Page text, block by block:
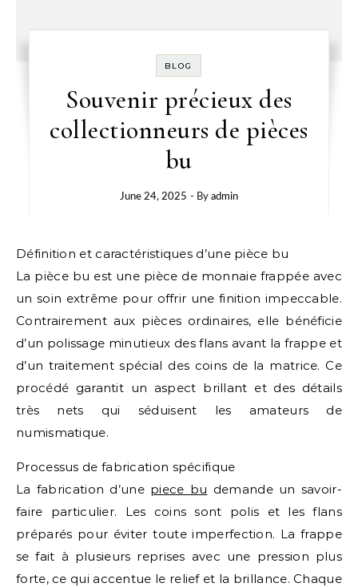
BLOG
Souvenir précieux des
collectionneurs de pièces
bu
June 24, 2025 - By admin
Définition et caractéristiques d’une pièce bu
La pièce bu est une pièce de monnaie frappée avec
un soin extrême pour offrir une finition impeccable.
Contrairement aux pièces ordinaires, elle bénéficie
d’un polissage minutieux des flans avant la frappe et
d’un traitement spécial des coins de la matrice. Ce
procédé garantit un aspect brillant et des détails
très nets qui séduisent les amateurs de
numismatique.
Processus de fabrication spécifique
La fabrication d’une piece bu demande un savoir-
faire particulier. Les coins sont polis et les flans
préparés pour éviter toute imperfection. La frappe
se fait à plusieurs reprises avec une pression plus
forte, ce qui accentue le relief et la brillance. Chaque